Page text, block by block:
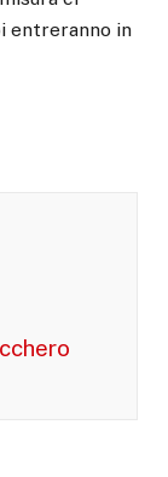
entreranno in